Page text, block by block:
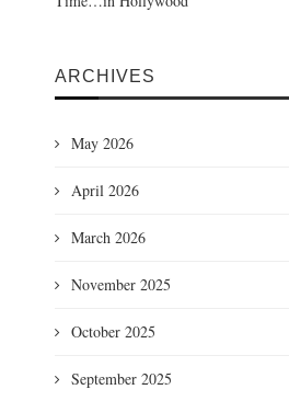
ARCHIVES
May 2026
April 2026
March 2026
November 2025
October 2025
September 2025